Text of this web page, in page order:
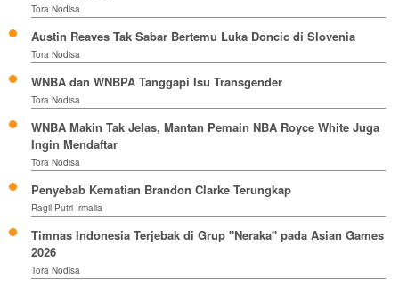
Tora Nodisa
Austin Reaves Tak Sabar Bertemu Luka Doncic di Slovenia
Tora Nodisa
WNBA dan WNBPA Tanggapi Isu Transgender
Tora Nodisa
WNBA Makin Tak Jelas, Mantan Pemain NBA Royce White Juga
Ingin Mendaftar
Tora Nodisa
Penyebab Kematian Brandon Clarke Terungkap
Ragil Putri Irmalia
Timnas Indonesia Terjebak di Grup "Neraka" pada Asian Games
2026
Tora Nodisa